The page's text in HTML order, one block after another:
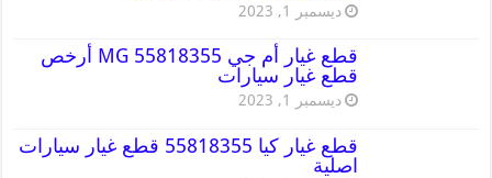
ديسمبر 1, 2023
قطع غيار أم جي MG 55818355 أرخص
قطع غيار سيارات
ديسمبر 1, 2023
قطع غيار كيا 55818355 قطع غيار سيارات
اصلية